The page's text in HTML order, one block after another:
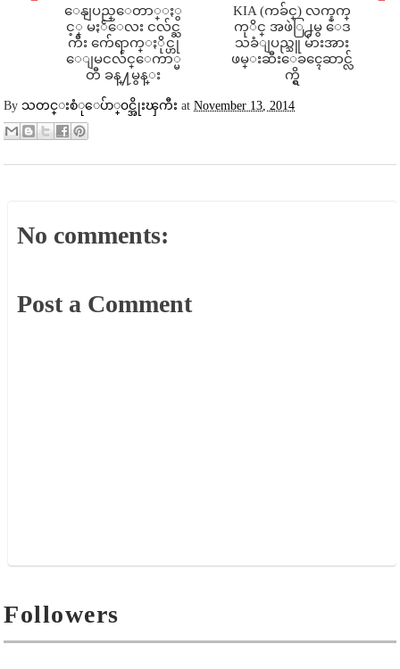
KIA (ကခ်င္) လက္နက္
ကုိင္ အဖဲြ႕မွ ေဒ
သခံျပည္သူ မ်ားအား
ဖမ္းဆီးေခၚေဆာင္လ်
က္ရွိ
ေနျပည္ေတာ္ႏွ
င့္ မႏၲေလး ငလ်င္ႀ
ကီး က်ေရာက္ႏိုင္ဟု
ေျမငလ်င္ေကာ္မ
တီ ခန္႔မွန္း
Byသတင္းစံုေပ်ာ္၀င္အိုးၾကီး atNovember 13, 2014
No comments:
Post a Comment
Followers